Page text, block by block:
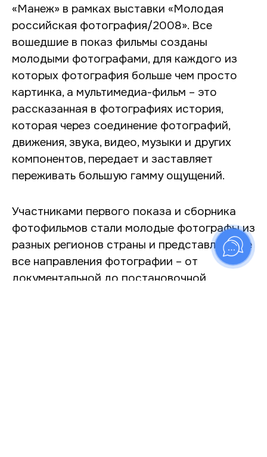
«Манеж» в рамках выставки «Молодая
российская фотография/2008». Все
вошедшие в показ фильмы созданы
молодыми фотографами, для каждого из
которых фотография больше чем просто
картинка, а мультимедиа-фильм – это
рассказанная в фотографиях история,
которая через соединение фотографий,
движения, звука, видео, музыки и других
компонентов, передает и заставляет
переживать большую гамму ощущений.
Участниками первого показа и сборника
фотофильмов стали молодые фотографы из
разных регионов страны и представляющие
все направления фотографии – от
документальной до постановочной